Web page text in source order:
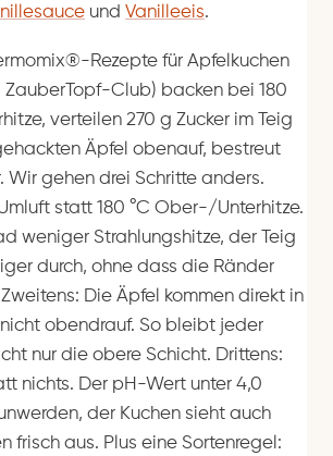
und Vanilleeis.
Rezepte für Apfelkuchen
ZauberTopf-Club) backen bei 180
verteilen 270 g Zucker im Teig
Äpfel obenauf, bestreut
Wir gehen drei Schritte anders.
Umluft statt 180 °C Ober-/Unterhitze.
weniger Strahlungshitze, der Teig
durch, ohne dass die Ränder
Die Äpfel kommen direkt in
obendrauf. So bleibt jeder
nur die obere Schicht. Drittens:
nichts. Der pH-Wert unter 4,0
der Kuchen sieht auch
frisch aus. Plus eine Sortenregel: